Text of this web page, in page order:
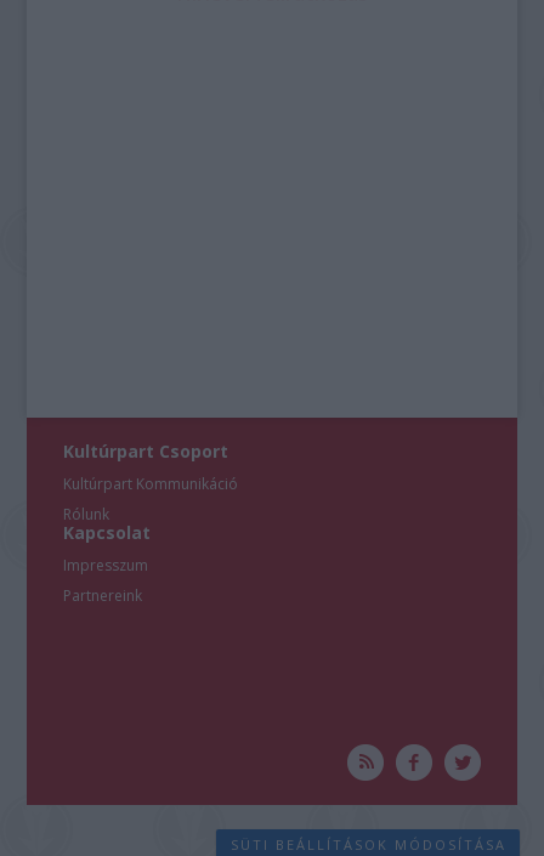
Kultúrpart Csoport
Kultúrpart Kommunikáció
Rólunk
Kapcsolat
Impresszum
Partnereink
SÜTI BEÁLLÍTÁSOK MÓDOSÍTÁSA